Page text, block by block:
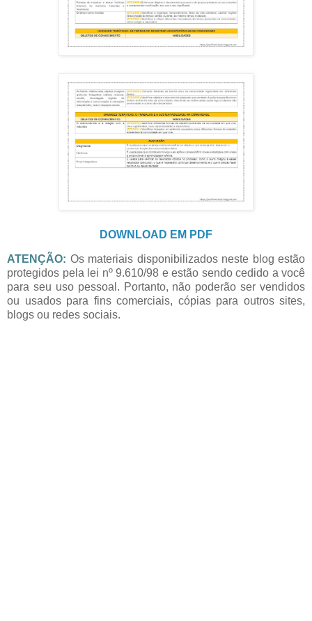
DOWNLOAD EM PDF
ATENÇÃO: Os materiais disponibilizados neste blog estão
protegidos pela lei nº 9.610/98 e estão sendo cedido a você
para seu uso pessoal. Portanto, não poderão ser vendidos
ou usados para fins comerciais, cópias para outros sites,
blogs ou redes sociais.